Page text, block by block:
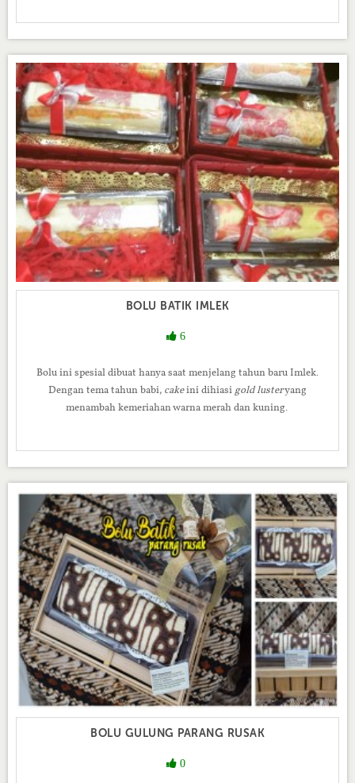
BOLU BATIK IMLEK
6
Bolu ini spesial dibuat hanya saat menjelang tahun baru Imlek.
Dengan tema tahun babi, cakeini dihiasi gold lusteryang
menambah kemeriahan warna merah dan kuning.
BOLU GULUNG PARANG RUSAK
0